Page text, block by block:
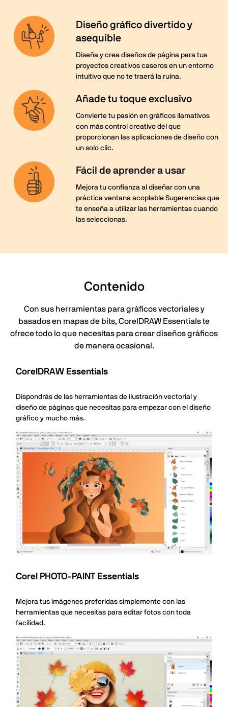
Diseño gráfico divertido y
asequible
Diseña y crea diseños de página para tus
proyectos creativos caseros en un entorno
intuitivo que no te traerá la ruina.
Añade tu toque exclusivo
Convierte tu pasión en gráficos llamativos
con más control creativo del que
proporcionan las aplicaciones de diseño con
un solo clic.
Fácil de aprender a usar
Mejora tu confianza al diseñar con una
práctica ventana acoplable Sugerencias que
te enseña a utilizar las herramientas cuando
las seleccionas.
Contenido
Con sus herramientas para gráficos vectoriales y
basados en mapas de bits, CorelDRAW Essentials te
ofrece todo lo que necesitas para crear diseños gráficos
de manera ocasional.
CorelDRAW Essentials
Dispondrás de las herramientas de ilustración vectorial y
diseño de páginas que necesitas para empezar con el diseño
gráfico y mucho más.
Corel PHOTO-PAINT Essentials
Mejora tus imágenes preferidas simplemente con las
herramientas que necesitas para editar fotos con toda
facilidad.